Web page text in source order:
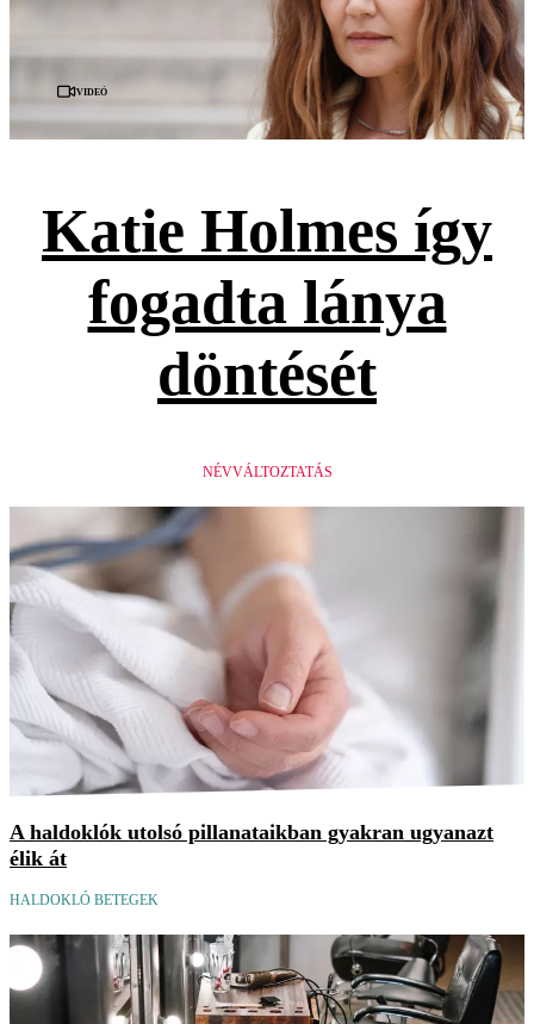
Videó
Katie Holmes így
fogadta lánya
döntését
NÉVVÁLTOZTATÁS
A haldoklók utolsó pillanataikban gyakran ugyanazt
élik át
HALDOKLÓ BETEGEK